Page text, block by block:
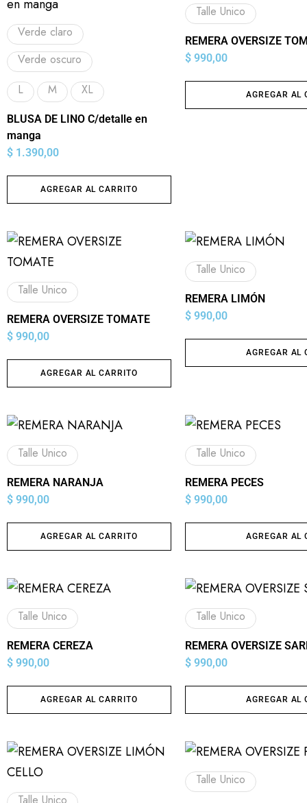
Verde claro
Verde oscuro
L
M XL
BLUSA DE LINO C/detalle en
manga
$ 1.390,00
AGREGAR AL CARRITO
Talle Unico
REMERA OVERSIZE
$ 990,00
AGREGAR AL
Talle Unico
REMERA OVERSIZE TOMATE
$ 990,00
AGREGAR AL CARRITO
Talle Unico
REMERA LIMÓN
$ 990,00
AGREGAR AL
Talle Unico
REMERA NARANJA
$ 990,00
AGREGAR AL CARRITO
Talle Unico
REMERA PECES
$ 990,00
AGREGAR AL
Talle Unico
REMERA CEREZA
$ 990,00
AGREGAR AL CARRITO
Talle Unico
REMERA OVERSIZE
$ 990,00
AGREGAR AL
Talle Unico
Talle Unico